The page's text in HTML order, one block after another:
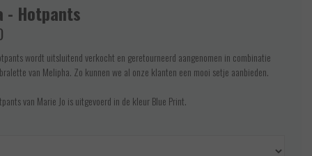
- Hotpants
wordt uitsluitend verkocht en geretourneerd aangenomen in combinatie
van Melipha. Zo kunnen we al onze klanten een mooi setje aanbieden.
van Marie Jo is uitgevoerd in de kleur Blue Print.